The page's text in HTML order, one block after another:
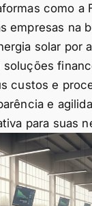
como a
empresas na
solar por
custos e
e
para suas